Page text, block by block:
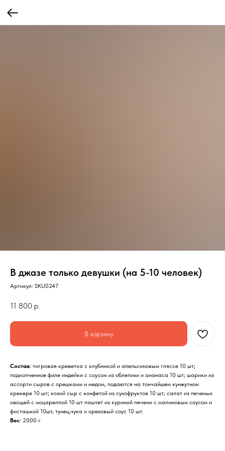
В джазе только девушки (на 5-10 человек)
Артикул: SKU0247
11 800 р.
В корзину
Состав: тигровая креветка с клубникой и апельсиновым гляссе 10 шт;
подкопченное филе индейки с соусом из облепихи и ананаса 10 шт; шарики из
ассорти сыров с орешками и медом, подаются на тончайшем кунжутном
крекере 10 шт; козий сыр с конфетой из сухофруктов 10 шт; салат из печеных
овощей с моцареллой 10 шт паштет из куриной печени с малиновым соусом и
фисташкой 10шт, тунец,чука и ореховый соус 10 шт.
Вес: 2000 г